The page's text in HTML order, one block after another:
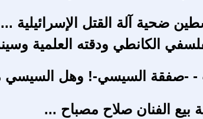
ضحية آلة القتل الإسرائيلية ...
الكانطي ودقته العلمية
- -صفقة السيسي-! وهل السيسي
بيع الفنان صلاح مصباح ...